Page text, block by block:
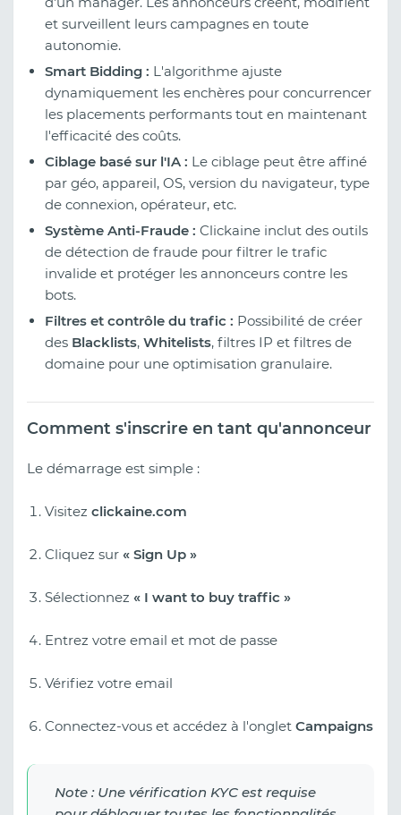
et surveillent leurs campagnes en toute
autonomie.
Smart Bidding : L'algorithme ajuste
dynamiquement les enchères pour concurrencer
les placements performants tout en maintenant
l'efficacité des coûts.
Ciblage basé sur l'IA : Le ciblage peut être affiné
par géo, appareil, OS, version du navigateur, type
de connexion, opérateur, etc.
Système Anti-Fraude : Clickaine inclut des outils
de détection de fraude pour filtrer le trafic
invalide et protéger les annonceurs contre les
bots.
Filtres et contrôle du trafic : Possibilité de créer
des Blacklists, Whitelists, filtres IP et filtres de
domaine pour une optimisation granulaire.
Comment s'inscrire en tant qu'annonceur
Le démarrage est simple :
Visitez clickaine.com
Cliquez sur « Sign Up »
Sélectionnez « I want to buy traffic »
Entrez votre email et mot de passe
Vérifiez votre email
Connectez-vous et accédez à l'onglet Campaigns
Note : Une vérification KYC est requise